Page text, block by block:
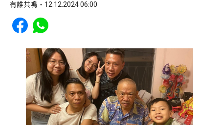
有誰共鳴 12.12.2024 06:00
Share to Facebook
Share to WhatsApp